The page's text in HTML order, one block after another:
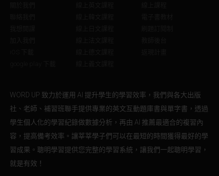
WORD UP 致力於運用 AI 提升學生的學習效率，我們與各大出版
社、老師、補習班聯手提供專業的英文互動題庫書與單字書，透過
學生個人化的學習紀錄做數據分析，再由 AI 推薦最適合的複習內
容，提高備考效率。讓莘莘學子們可以在最短的時間獲得最好的學
習成果。聰明學習提供您完整的學習系統，讓我們一起聰明學習，
就是有效！